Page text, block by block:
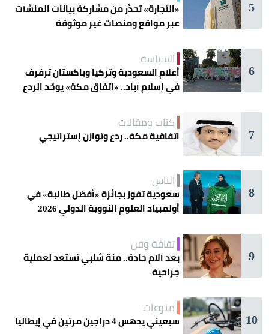
5
«التجارة» تحذّر من مشاركة بيانات المنشآت
عبر مواقع ومنصات غير موثوقة
6
السياسة
أعلام السعودية وتركيا وباكستان ترفرف
في إسلام آباد.. «اتفاق مكة» يوحّد الردع
7
كتاب ومقالات
اتفاقية مكة.. ردع وتوازن إستراتيجي
8
الناس
سعودية تفوز بجائزة «أفضل طالبة» في
أولمبياد العلوم النووية الدولي 2026
9
ثقافة وفن
بعد آلام حادة.. منة شلبي تستعد لعملية
جراحية
10
منوعات
سبعيني يدهس 4 دراجين مرتين في إيطاليا